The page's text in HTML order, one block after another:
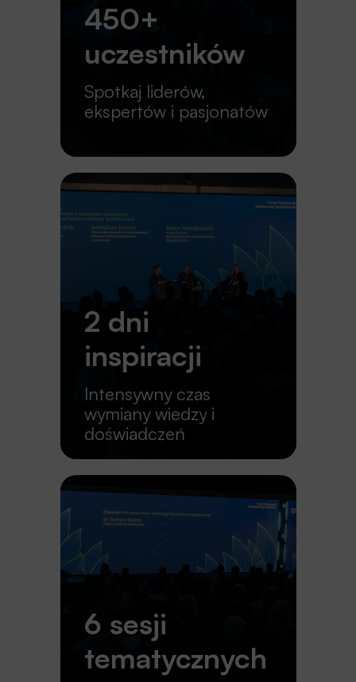
450+
uczestników
Spotkaj liderów,
ekspertów i pasjonatów
2 dni
inspiracji
Intensywny czas
wymiany wiedzy i
doświadczeń
6 sesji
tematycznych